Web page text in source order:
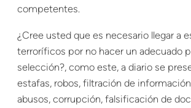
competentes.
¿Cree usted que es necesario llegar a
terroríficos por no hacer un adecuado
selección?, como este, a diario se
estafas, robos, filtración de
abusos, corrupción, falsificación de